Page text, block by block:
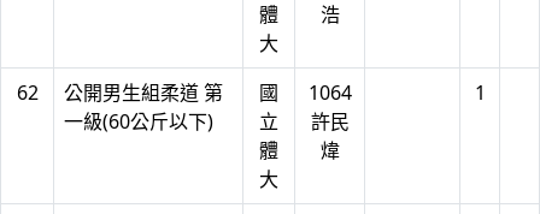
體
大
浩
62
公開男生組柔道 第
一級(60公斤以下)
國
立
體
大
1064
許民
煒
1